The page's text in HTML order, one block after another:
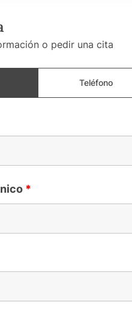
o pedir una cita
Teléfono
*